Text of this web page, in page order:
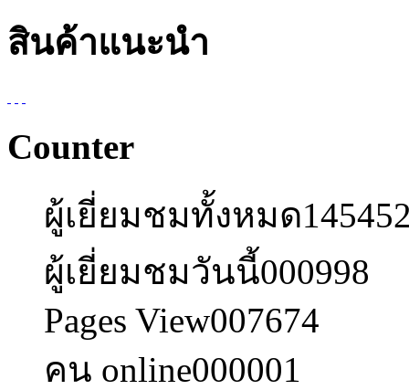
สินค้าแนะนำ
Counter
ผู้เยี่ยมชมทั้งหมด
ผู้เยี่ยมชมวันนี้000998
Pages View007674
คน online000001